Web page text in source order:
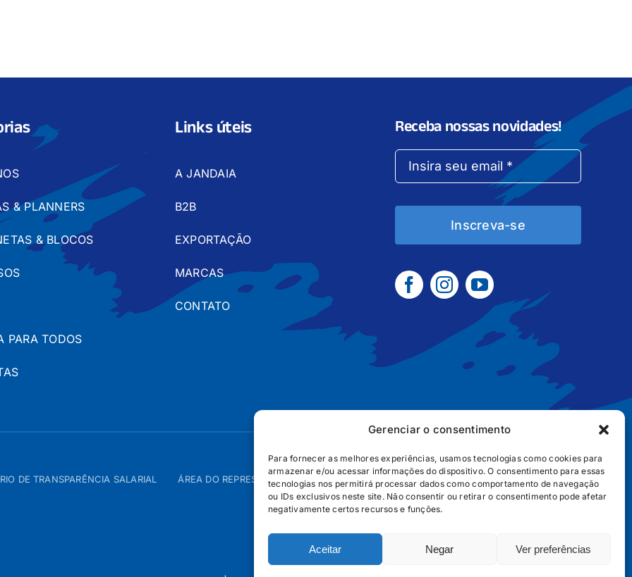
Gerenciar o consentimento
Para fornecer as melhores experiências, usamos tecnologias como cookies para
armazenar e/ou acessar informações do dispositivo. O consentimento para essas
tecnologias nos permitirá processar dados como comportamento de navegação
ou IDs exclusivos neste site. Não consentir ou retirar o consentimento pode afetar
negativamente certos recursos e funções.
Aceitar Negar Ver preferências
& PLANNERS
& BLOCOS
PARA TODOS
Links úteis
A JANDAIA
B2B
EXPORTAÇÃO
MARCAS
CONTATO
Receba nossas novidades!
Inscreva-se
DE TRANSPARÊNCIA SALARIAL ÁREA DO REPRESENTANTE – B2B POLÍTICA DE COOKIES POLÍTICA DE PRIVACIDADE